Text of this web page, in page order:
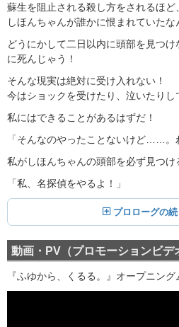
蘇生を阻止される殺し方をされるほど、
しほんちゃんが誰かに恨まれていたな
どうにかして二日以内に頭部を見つ
に死んじゃう！
そんな現実は絶対に受け入れない！
今はショックを受けたり、泣いたりし
私にはできることがあるはずだ！
「そんなのやったことないけど……。
私がしほんちゃんの頭部を必ず見つけ
「私、名探偵をやるよ！」
プロローグの
動画・PV（プロモーションビデ
『ふゆから、くるる。』オープニング